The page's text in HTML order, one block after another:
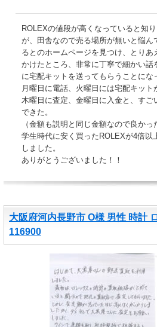
ROLEXの値段が高くなっていると知
が、田舎なので売る場所が無いと悩ん
るとのホームページを見つけ、とりあ
かけたところ、非常に丁寧で細かい話
に宅配キットを送ってもらうことにな
月曜日に電話、火曜日には宅配キット
木曜日に査定、金曜日に入金と、すご
できた。
（金額も説明と同じ金額なので良かっ
学生時代に安く買ったROLEXが4倍以
しました。
ありがとうございました！！
大阪府河内長野市 O様 男性 時計
116900